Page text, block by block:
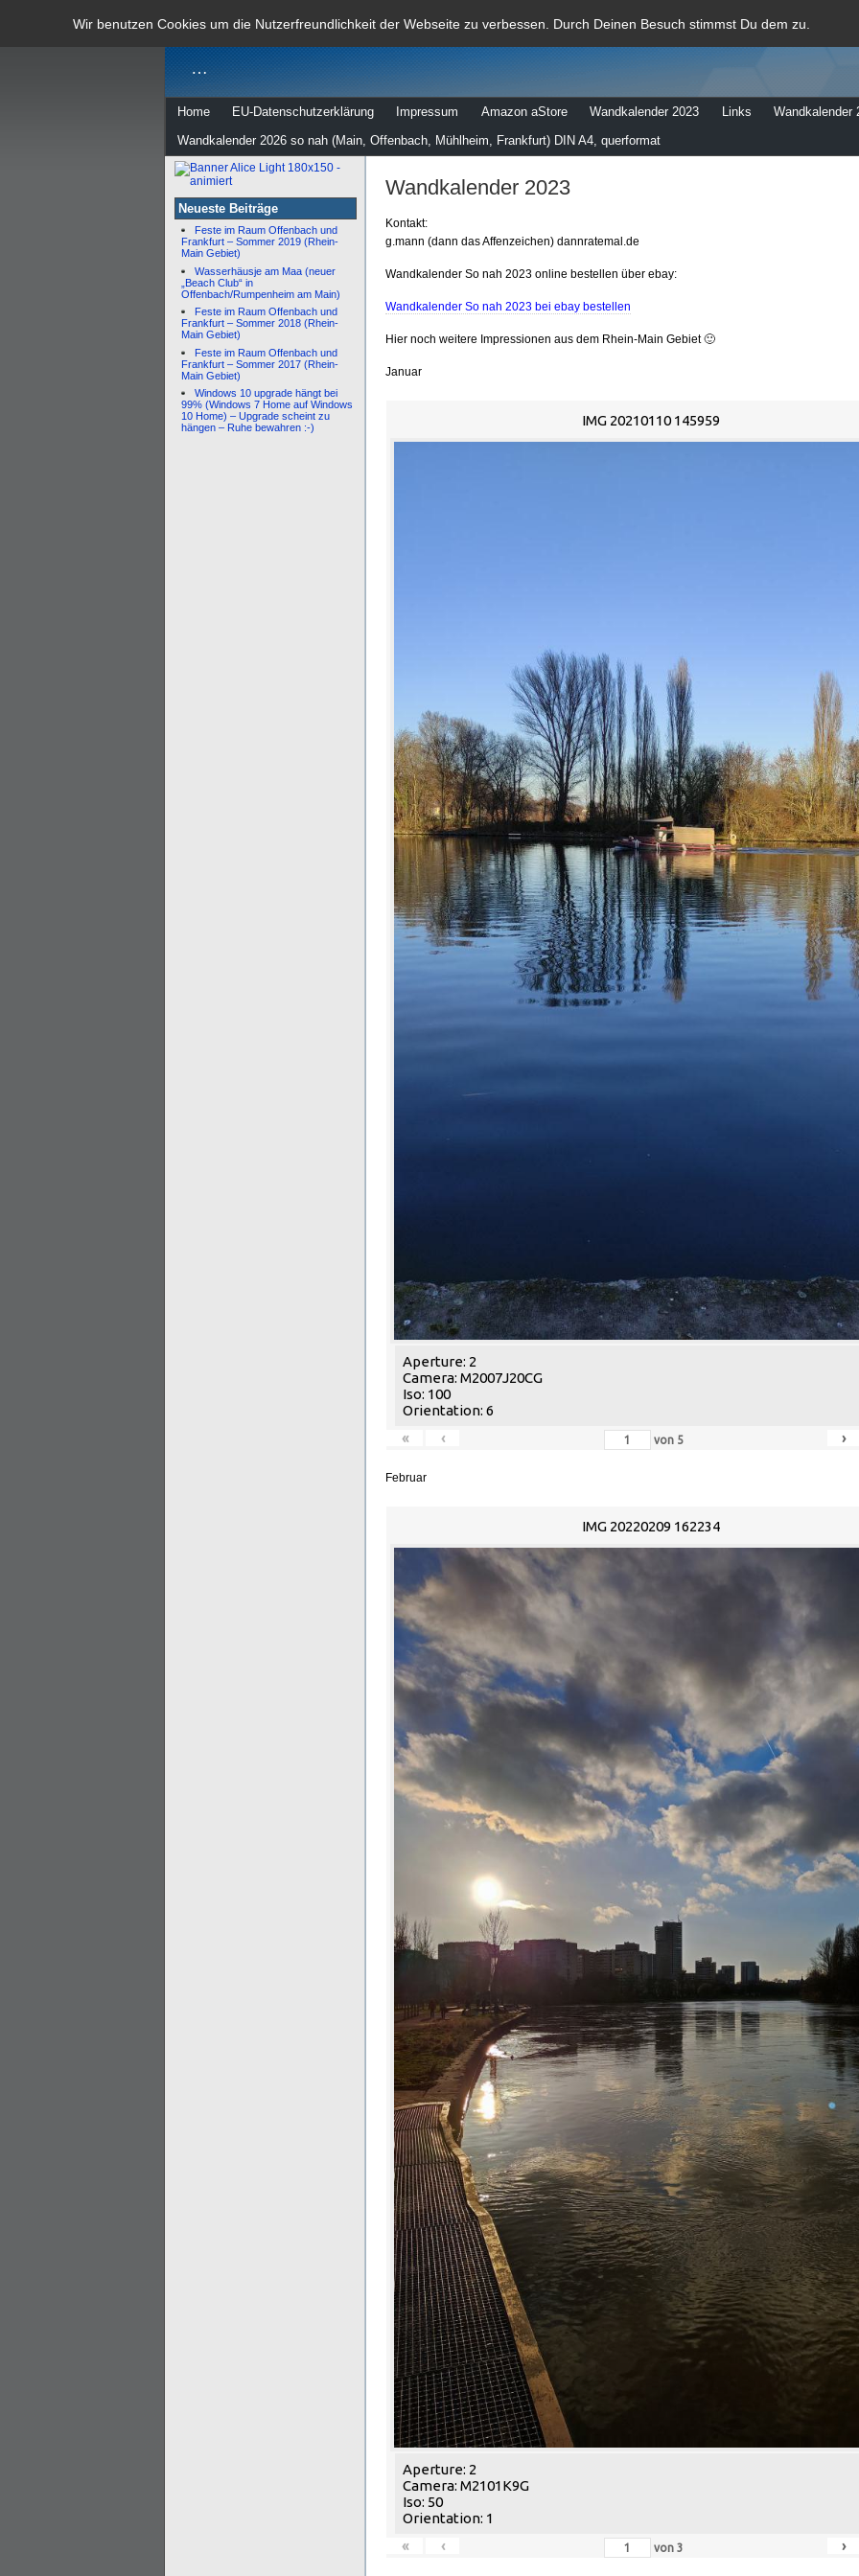
Wir benutzen Cookies um die Nutzerfreundlichkeit der Webseite zu verbessen. Durch Deinen Besuch stimmst Du dem zu.
dann rate mal
…
Home EU-Datenschutzerklärung Impressum Amazon aStore Wandkalender 2023 Links
Wandkalender
Wandkalender 2026 so nah (Main, Offenbach, Mühlheim, Frankfurt) DIN A4, querformat
Neueste Beiträge
Feste im Raum Offenbach und
Frankfurt – Sommer 2019 (Rhein-
Main Gebiet)
Wasserhäusje am Maa (neuer
„Beach Club“ in
Offenbach/Rumpenheim am Main)
Feste im Raum Offenbach und
Frankfurt – Sommer 2018 (Rhein-
Main Gebiet)
Feste im Raum Offenbach und
Frankfurt – Sommer 2017 (Rhein-
Main Gebiet)
Windows 10 upgrade hängt bei
99% (Windows 7 Home auf Windows
10 Home) – Upgrade scheint zu
hängen – Ruhe bewahren :-)
Wandkalender 2023
Kontakt:
g.mann (dann das Affenzeichen) dannratemal.de
Wandkalender So nah 2023 online bestellen über ebay:
Wandkalender So nah 2023 bei ebay bestellen
Hier noch weitere Impressionen aus dem Rhein-Main Gebiet 🙂
Januar
IMG 20210110 145959
Aperture: 2
Camera: M2007J20CG
Iso: 100
Orientation: 6
«
‹ von 5 ›
Februar
IMG 20220209 162234
Aperture: 2
Camera: M2101K9G
Iso: 50
Orientation: 1
«
‹ von 3 ›